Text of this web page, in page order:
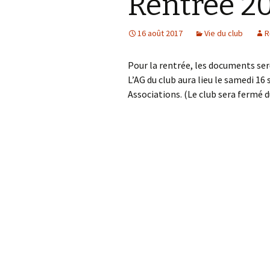
16 août 2017 Vie du club
Pour la rentrée, les documents
L’AG du club aura lieu le samedi
Associations. (Le club sera fermé